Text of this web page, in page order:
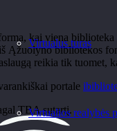
Virtualus turas
Virtualios realybės
kai viena
bibliotekos
reikia tik tuomet,
portale
TBA sutartį.